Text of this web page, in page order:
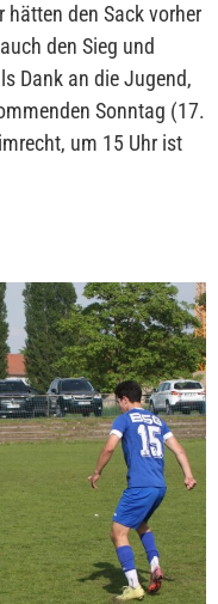
den Sack vorher
den Sieg und
Dank an die Jugend,
Sonntag (17.
um 15 Uhr ist